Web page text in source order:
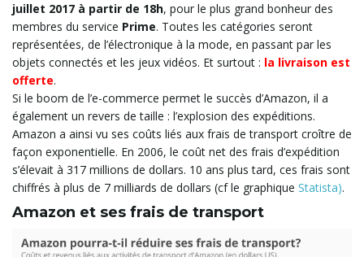
a
juillet 2017 à partir de 18h, pour le plus grand bonheur des
membres du service Prime. Toutes les catégories seront
représentées, de l’électronique à la mode, en passant par les
objets connectés et les jeux vidéos. Et surtout : la livraison est
offerte.
Si le boom de l’e-commerce permet le succès d’Amazon, il a
également un revers de taille : l’explosion des expéditions.
Amazon a ainsi vu ses coûts liés aux frais de transport croître de
façon exponentielle. En 2006, le coût net des frais d’expédition
s’élevait à 317 millions de dollars. 10 ans plus tard, ces frais sont
chiffrés à plus de 7 milliards de dollars (cf le graphique Statista).
Amazon et ses frais de transport